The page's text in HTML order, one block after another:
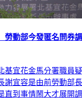
動部今發匿名問券調
基宜花金馬分署職員
謝宜容是由前勞動部